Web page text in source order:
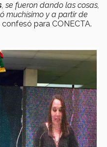
, se fueron dando las cosas,
muchísimo y a partir de
confesó para CONECTA.